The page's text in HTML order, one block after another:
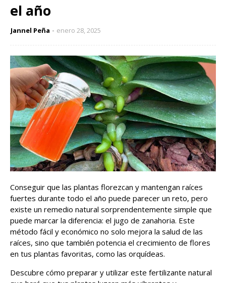
el año
Jannel Peña enero 28, 2025
Conseguir que las plantas florezcan y mantengan raíces
fuertes durante todo el año puede parecer un reto, pero
existe un remedio natural sorprendentemente simple que
puede marcar la diferencia: el jugo de zanahoria. Este
método fácil y económico no solo mejora la salud de las
raíces, sino que también potencia el crecimiento de flores
en tus plantas favoritas, como las orquídeas.
Descubre cómo preparar y utilizar este fertilizante natural